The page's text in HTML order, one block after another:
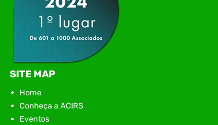
SITE MAP
Home
Conheça a ACIRS
Eventos